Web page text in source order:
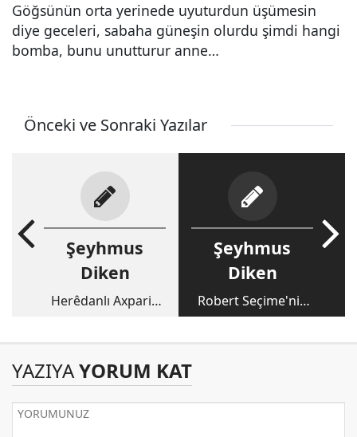
Göğsünün orta yerinede uyuturdun üşümesin
diye geceleri, sabaha güneşin olurdu şimdi hangi
bomba, bunu unutturur anne…
Önceki ve Sonraki Yazılar
Şeyhmus
Diken
Herêdanlı Axparik
Şeyhmus
Diken
Robert Seçime'nin
Mektubu
YAZIYAYORUM KAT